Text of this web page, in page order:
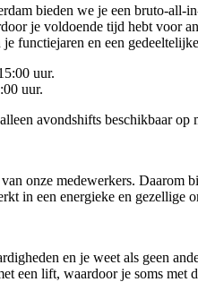
bieden we je een bruto-all-
je voldoende tijd hebt voor
functiejaren en een
uur.
uur.
avondshifts beschikbaar op
onze medewerkers. Daarom
in een energieke en gezellige
en je weet als geen
een lift, waardoor je soms